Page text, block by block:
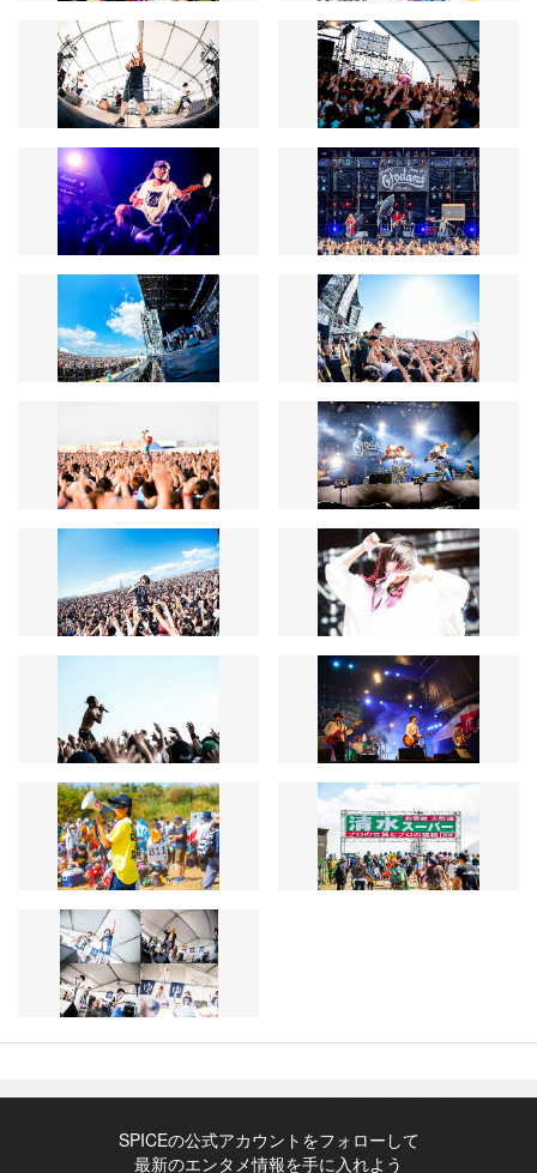
SPICEの公式アカウントをフォローして
最新のエンタメ情報を手に入れよう